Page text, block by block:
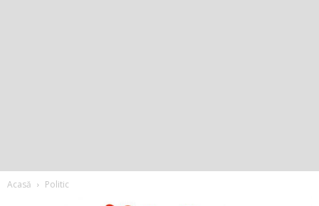
Acasă Politic